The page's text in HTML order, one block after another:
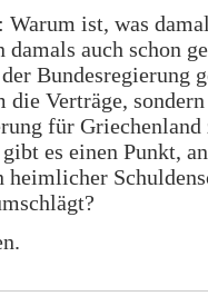
Warum ist, was
auch schon
Bundesregierung
die Verträge,
für
es einen Punkt,
heimlicher